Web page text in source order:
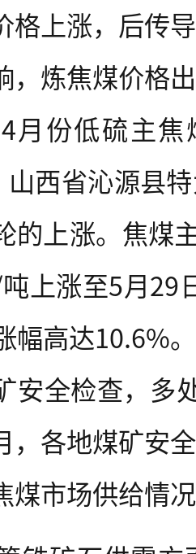
格上涨，后传
，炼焦煤价格
月份低硫主
山西省沁源县
的上涨。焦煤
上涨至5月29
幅高达10.6%
安全检查，多
，各地煤矿安
煤市场供给情